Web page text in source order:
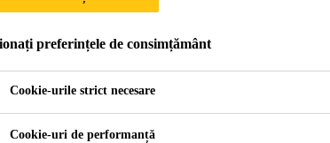
Face parte din sistem de înaltă
de legătură, precum si pentru sigilarea
pe mai multe directii, mentinând în
Bandă hidroizolantă realizată din
Mai mult +
preferințele de consimțământ
Cookie-urile strict necesare
Cookie-uri de performanță